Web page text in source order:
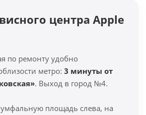
центра Apple
по ремонту удобно
метро: 3 минуты от
. Выход в город №4.
площадь слева, на